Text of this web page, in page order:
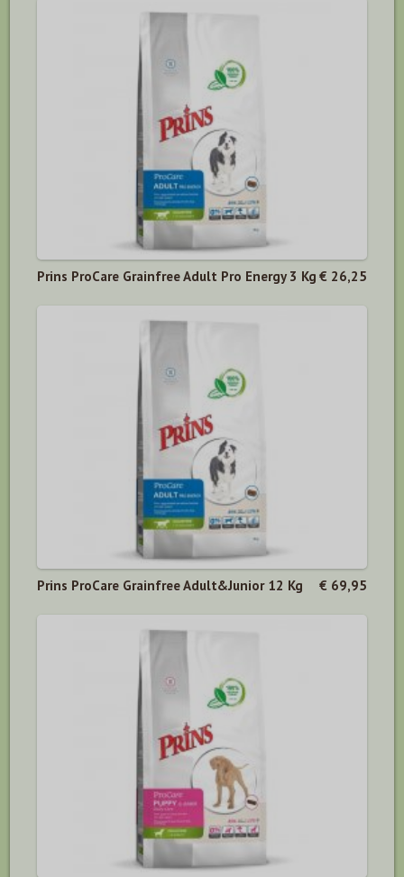
Prins ProCare Grainfree Adult Pro Energy 3 Kg € 26,25
Prins ProCare Grainfree Adult&Junior 12 Kg € 69,95